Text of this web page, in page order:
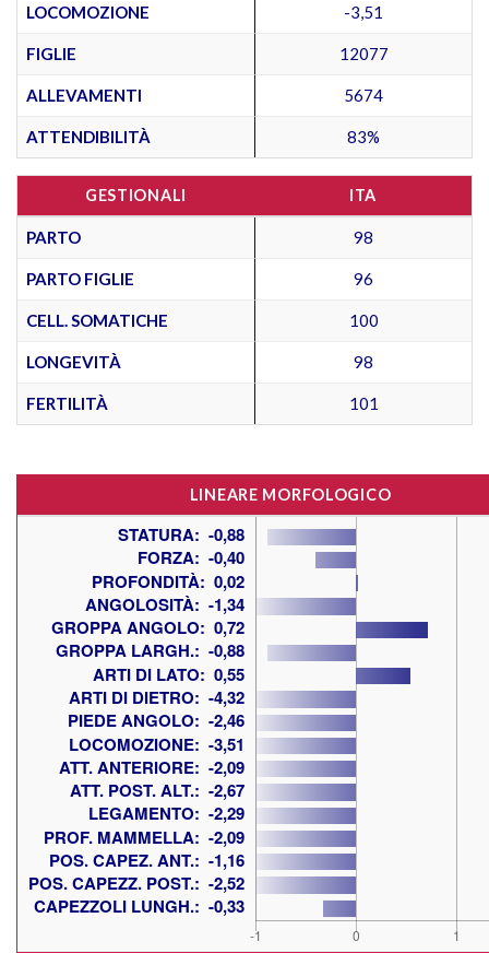
LOCOMOZIONE -3,51
FIGLIE 12077
ALLEVAMENTI 5674
ATTENDIBILITÀ 83%
GESTIONALI ITA
PARTO 98
PARTO FIGLIE 96
CELL. SOMATICHE 100
LONGEVITÀ 98
FERTILITÀ 101
LINEARE MORFOLOGICO